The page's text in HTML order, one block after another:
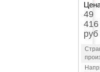
49
416
руб